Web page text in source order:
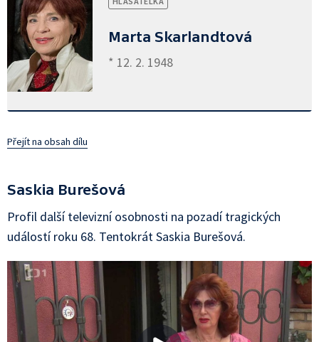
Marta Skarlandtová
* 12. 2. 1948
Přejít na obsah dílu
Saskia Burešová
Profil další televizní osobnosti na pozadí tragických
událostí roku 68. Tentokrát Saskia Burešová.